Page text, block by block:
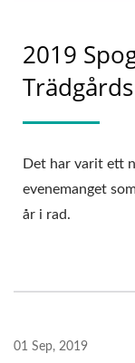
2019
Det har varit ett
evenemanget
år i rad.
01 Sep, 2019